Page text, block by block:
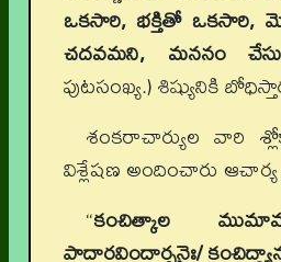
ఒకసారి, భక్తితో ఒకసారి,
చదవమని, మననం
పుటసంఖ్య.)శిష్యునికి
శంకరాచార్యుల వారి
విశ్లేషణ అందించారు
“కంచిత్కాల
పాదారవిందార్చనైః/